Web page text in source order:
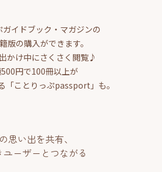
ガイドブック・マガジンの
版の購入ができます。
かけ中にさくさく閲覧♪
円で100冊以上が
「ことりっぷpassport」も。
思い出を共有、
ユーザーとつながる